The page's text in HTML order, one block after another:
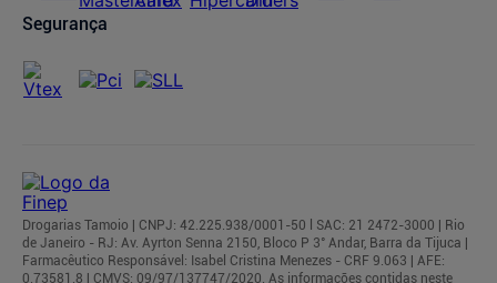
Segurança
Drogarias Tamoio | CNPJ: 42.225.938/0001-50 l SAC: 21 2472-3000 | Rio
de Janeiro - RJ: Av. Ayrton Senna 2150, Bloco P 3° Andar, Barra da Tijuca |
Farmacêutico Responsável: Isabel Cristina Menezes - CRF 9.063 | AFE:
0.73581.8 | CMVS: 09/97/137747/2020. As informações contidas neste